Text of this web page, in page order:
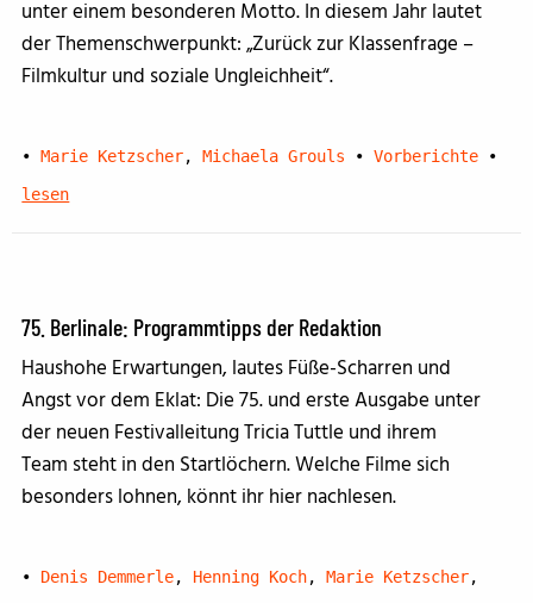
unter einem besonderen Motto. In diesem Jahr lautet
der Themenschwerpunkt: „Zurück zur Klassenfrage –
Filmkultur und soziale Ungleichheit“.
• Marie Ketzscher,Michaela Grouls • Vorberichte
•
lesen
75. Berlinale: Programmtipps der Redaktion
Haushohe Erwartungen, lautes Füße-Scharren und
Angst vor dem Eklat: Die 75. und erste Ausgabe unter
der neuen Festivalleitung Tricia Tuttle und ihrem
Team steht in den Startlöchern. Welche Filme sich
besonders lohnen, könnt ihr hier nachlesen.
• Denis Demmerle, Henning Koch,Marie Ketzscher,